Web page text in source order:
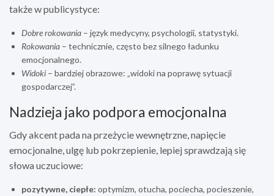
także w publicystyce:
Dobre rokowania – język medycyny, psychologii, statystyki.
Rokowania – technicznie, często bez silnego ładunku
emocjonalnego.
Widoki – bardziej obrazowe: „widoki na poprawę sytuacji
gospodarczej”.
Nadzieja jako podpora emocjonalna
Gdy akcent pada na przeżycie wewnętrzne, napięcie
emocjonalne, ulgę lub pokrzepienie, lepiej sprawdzają się
słowa uczuciowe:
pozytywne, ciepłe: optymizm, otucha, pociecha, pocieszenie,